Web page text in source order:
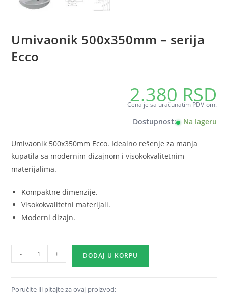
Umivaonik 500x350mm – serija
Ecco
2.380 RSD
Cena je sa uračunatim PDV-om.
Dostupnost: Na lageru
Umivaonik 500x350mm Ecco. Idealno rešenje za manja
kupatila sa modernim dizajnom i visokokvalitetnim
materijalima.
Kompaktne dimenzije.
Visokokvalitetni materijali.
Moderni dizajn.
Umivaonik
500x350mm
serija
- + DODAJ U KORPU
Poručite ili pitajte za ovaj proizvod: